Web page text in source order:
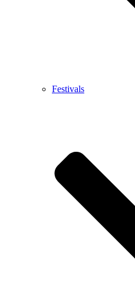
Festivals